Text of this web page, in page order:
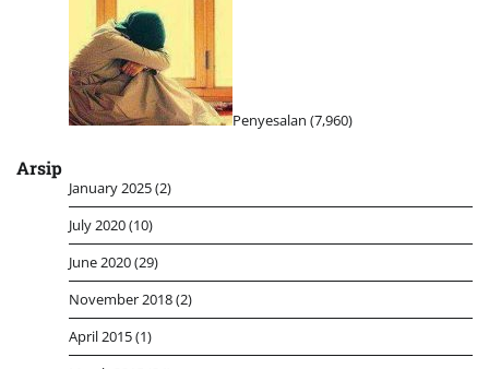
Penyesalan (7,960)
Arsip
January 2025(2)
July 2020(10)
June 2020(29)
November 2018(2)
April 2015(1)